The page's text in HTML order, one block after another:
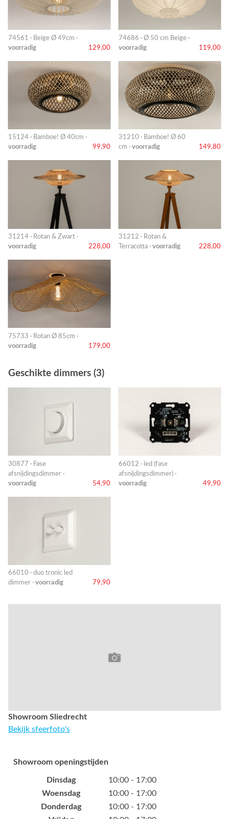
74561 · Beige Ø 49cm ·
voorradig
129,00
74686 · Ø 50 cm Beige ·
voorradig
119,00
15124 · Bamboe! Ø 40cm ·
voorradig
99,90
31210 · Bamboe! Ø 60
cm · voorradig 149,80
31214 · Rotan & Zwart ·
voorradig
228,00
31212 · Rotan &
Terracotta · voorradig 228,00
75733 · Rotan Ø 85cm ·
voorradig
179,00
Geschikte dimmers (3)
30877 · Fase
afsnijdingsdimmer ·
voorradig
54,90
66012 · led (fase
afsnijdingsdimmer) ·
voorradig
49,90
66010 · duo tronic led
dimmer · voorradig 79,90
Showroom Sliedrecht
Bekijk sfeerfoto's
Showroom openingstijden
Dinsdag
10:00 - 17:00
Woensdag
10:00 - 17:00
Donderdag
10:00 - 17:00